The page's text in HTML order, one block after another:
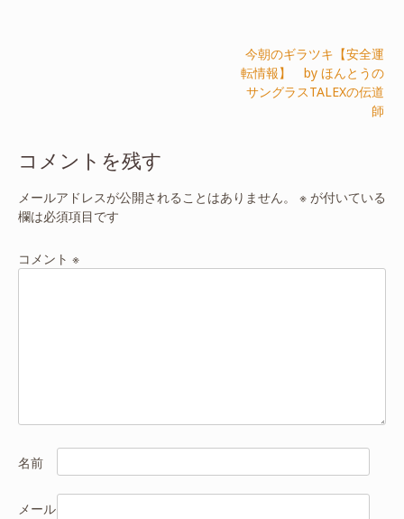
ー
シ
ョ
今朝のギラツキ【安全運
転情報】 by ほんとうの
サングラスTALEXの伝道
師
コメントを残す
メールアドレスが公開されることはありません。 ※ が付いている
欄は必須項目です
コメント ※
名前
メール